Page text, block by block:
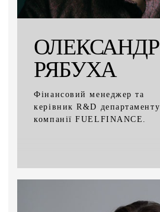
ОЛЕКСАНДР
РЯБУХА
Фінансовий менеджер та
керівник R&D департаменту
компанії FUELFINANCE.